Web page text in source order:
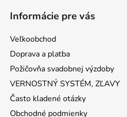
Informácie pre vás
Veľkoobchod
Doprava a platba
Požičovňa svadobnej výzdoby
VERNOSTNÝ SYSTÉM, ZĽAVY
Často kladené otázky
Obchodné podmienky